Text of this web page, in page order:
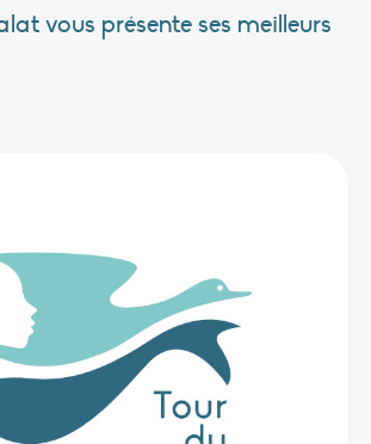
vous présente ses meilleurs